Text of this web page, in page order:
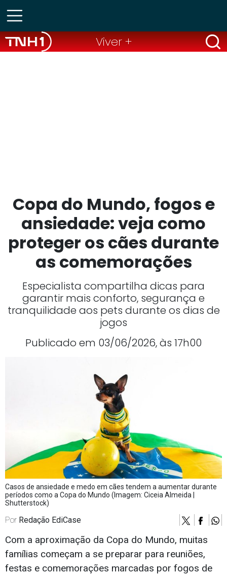
Viver +
Copa do Mundo, fogos e
ansiedade: veja como
proteger os cães durante
as comemorações
Especialista compartilha dicas para
garantir mais conforto, segurança e
tranquilidade aos pets durante os dias de
jogos
Publicado em 03/06/2026, às 17h00
Casos de ansiedade e medo em cães tendem a aumentar durante
períodos como a Copa do Mundo (Imagem: Ciceia Almeida |
Shutterstock)
Por Redação EdiCase
Com a aproximação da Copa do Mundo, muitas
famílias começam a se preparar para reuniões,
festas e comemorações marcadas por fogos de